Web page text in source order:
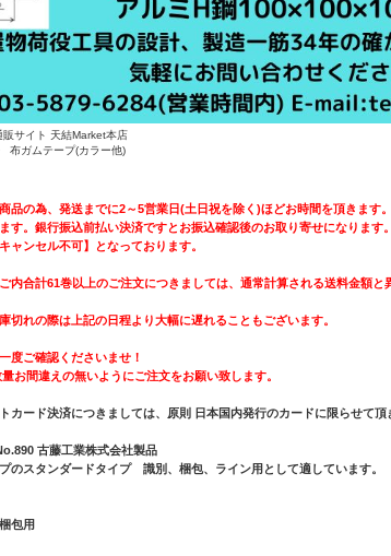
販サイト 天結Market本店
布ガムテープ(カラー他)
品の為、発送までに2～5営業日(土日祝を除く)ほどお時間を頂きます
す。銀行振込前払い決済ですとお振込確認後のお取り寄せになりま
ャンセル不可】となっております。
内合計61巻以上のご注文につきましては、通常計算される送料金額と
切れの際は上記の日程より大幅に遅れることもございます。
度ご確認くださいませ！
お間違えの無いようにご注文をお願い致します。
ード決済につきましては、原則 日本国内発行のカードに限らせて頂
古藤工業株式会社製品
のスタンダードタイプ 識別、梱包、ライン用として適しています。
包用